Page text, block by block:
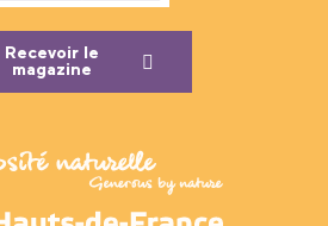
Recevoir le
magazine